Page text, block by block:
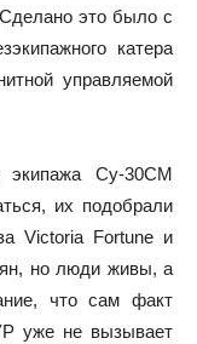
это было с
катера
управляемой
экипажа Су-30СМ
их подобрали
Victoria Fortune и
но люди живы, а
что сам факт
уже не вызывает